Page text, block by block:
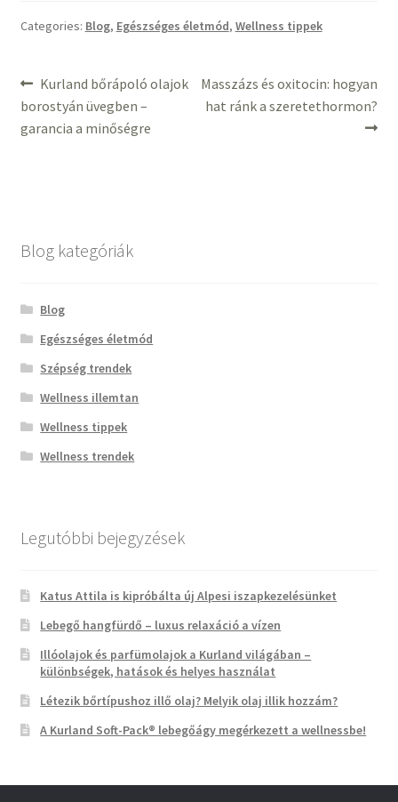
Categories: Blog, Egészséges életmód, Wellness tippek
Bejegyzés
navigáció
Previous
post:
Kurland bőrápoló olajok
borostyán üvegben –
garancia a minőségre
Next
post:
Masszázs és oxitocin: hogyan
hat ránk a szeretethormon?
Blog kategóriák
Blog
Egészséges életmód
Szépség trendek
Wellness illemtan
Wellness tippek
Wellness trendek
Legutóbbi bejegyzések
Katus Attila is kipróbálta új Alpesi iszapkezelésünket
Lebegő hangfürdő – luxus relaxáció a vízen
Illóolajok és parfümolajok a Kurland világában –
különbségek, hatások és helyes használat
Létezik bőrtípushoz illő olaj? Melyik olaj illik hozzám?
A Kurland Soft-Pack® lebegőágy megérkezett a wellnessbe!